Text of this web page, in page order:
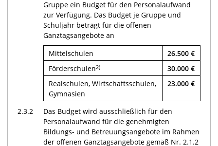
Gruppe ein Budget für den Personalaufwand
zur Verfügung. Das Budget je Gruppe und
Schuljahr beträgt für die offenen
Ganztagsangebote an
Mittelschulen
26.500 €
Förderschulen2)
30.000 €
Realschulen, Wirtschaftsschulen,
Gymnasien
23.000 €
2.3.2
Das Budget wird ausschließlich für den
Personalaufwand für die genehmigten
Bildungs- und Betreuungsangebote im Rahmen
der offenen Ganztagsangebote gemäß Nr. 2.1.2